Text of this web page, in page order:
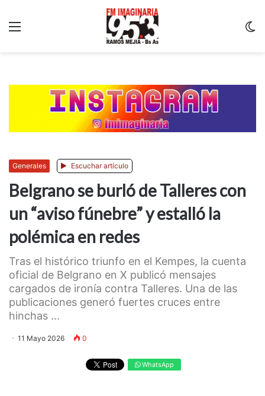
Generales Escuchar artículo
Belgrano se burló de Talleres con
un “aviso fúnebre” y estalló la
polémica en redes
Tras el histórico triunfo en el Kempes, la cuenta
oficial de Belgrano en X publicó mensajes
cargados de ironía contra Talleres. Una de las
publicaciones generó fuertes cruces entre
hinchas ...
11 Mayo 2026 0
WhatsApp